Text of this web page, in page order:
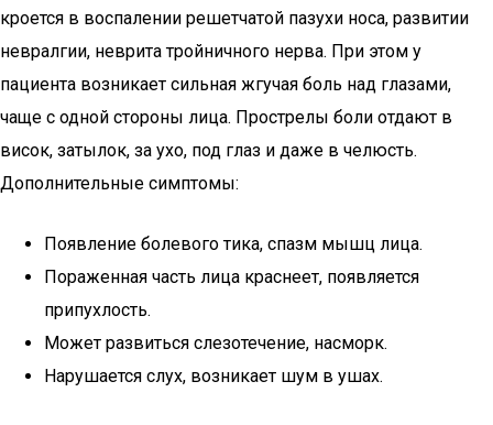
кроется в воспалении решетчатой пазухи носа, развитии
невралгии, неврита тройничного нерва. При этом у
пациента возникает сильная жгучая боль над глазами,
чаще с одной стороны лица. Прострелы боли отдают в
висок, затылок, за ухо, под глаз и даже в челюсть.
Дополнительные симптомы:
Появление болевого тика, спазм мышц лица.
Пораженная часть лица краснеет, появляется
припухлость.
Может развиться слезотечение, насморк.
Нарушается слух, возникает шум в ушах.